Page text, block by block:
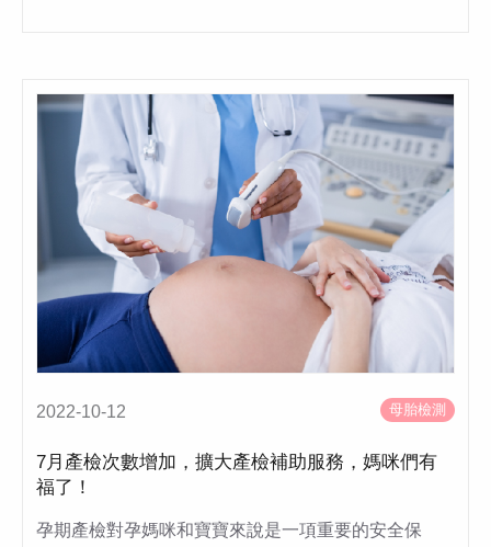
2022-10-12 母胎檢測
7月產檢次數增加，擴大產檢補助服務，媽咪們有
福了！
孕期產檢對孕媽咪和寶寶來說是一項重要的安全保